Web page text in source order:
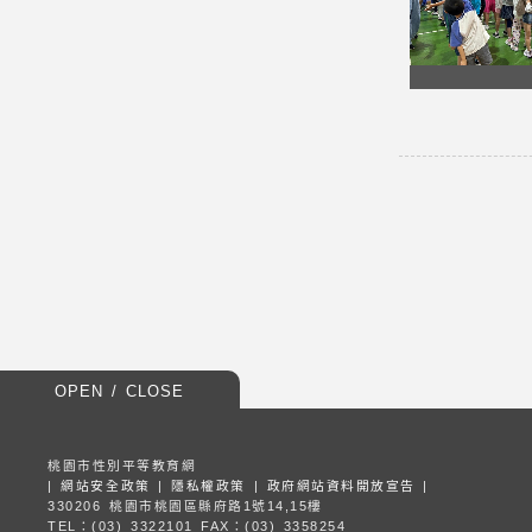
OPEN / CLOSE
桃園市性別平等教育網
|網站安全政策 | 隱私權政策 | 政府網站資料開放宣告
|
330206 桃園市桃園區縣府路1號14,15樓
TEL：(03) 3322101
FAX：(03) 3358254